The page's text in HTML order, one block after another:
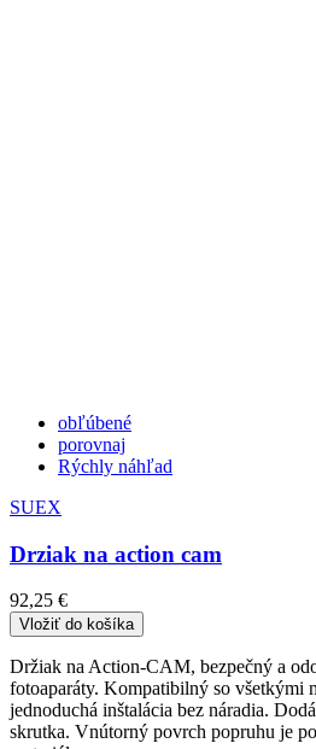
obľúbené
porovnaj
Rýchly náhľad
SUEX
Drziak na action cam
92,25 €
Vložiť do košíka
Držiak na Action-CAM, bezpečný a
fotoaparáty. Kompatibilný so všetkými
jednoduchá inštalácia bez náradia.
skrutka. Vnútorný povrch popruhu je